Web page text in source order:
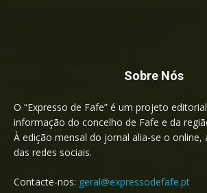
Sobre Nós
O “Expresso de Fafe” é um projeto
informação do concelho de Fafe e da
À edição mensal do jornal alia-se o online,
das redes sociais.
Contacte-nos: geral@expressodefafe.pt